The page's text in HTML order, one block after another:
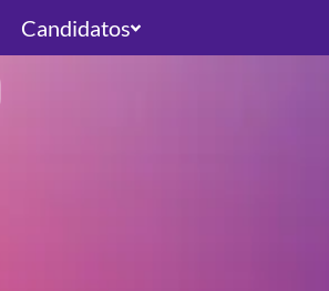
Candidatos